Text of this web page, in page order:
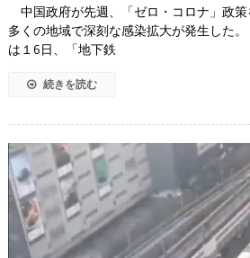
中国政府が先週、「ゼロ・コロナ」政
多くの地域で深刻な感染拡大が発生した
は１6日、「地下鉄
続きを読む